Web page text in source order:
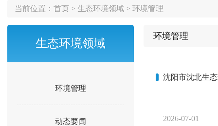
当前位置： 首页 > 生态环境领域 > 环境管理
生态环境领域
环境管理
动态要闻
环境管理
沈阳市沈北生
2026-07-01